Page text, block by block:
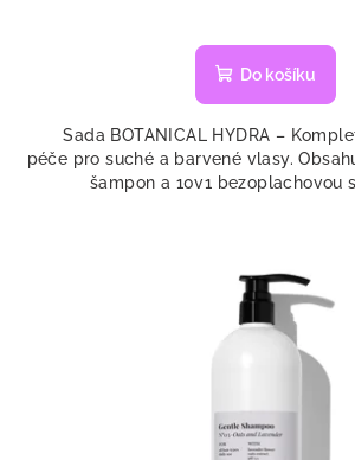
Do košíku
Sada BOTANICAL HYDRA –
péče pro suché a barvené vlasy.
šampon a 10v1 bezoplachovou